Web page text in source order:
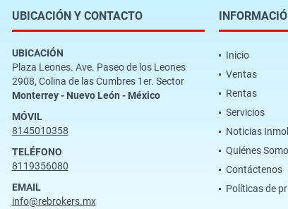
UBICACIÓN Y CONTACTO
UBICACIÓN
Plaza Leones. Ave. Paseo de los Leones
2908, Colina de las Cumbres 1er. Sector
Monterrey - Nuevo León - México
MÓVIL
8145010358
TELÉFONO
8119356080
EMAIL
info@rebrokers.mx
Inicio
Ventas
Rentas
Servicios
Noticias
Quiénes
Contáctenos
Políticas de